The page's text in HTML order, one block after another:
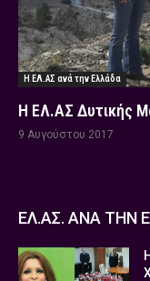
Η ΕΛ.ΑΣ ανά την Ελλάδα
Η ΕΛ.ΑΣ Δυτικής
9 Αυγούστου 2017
ΕΛ.ΑΣ. ΑΝΑ ΤΗΝ